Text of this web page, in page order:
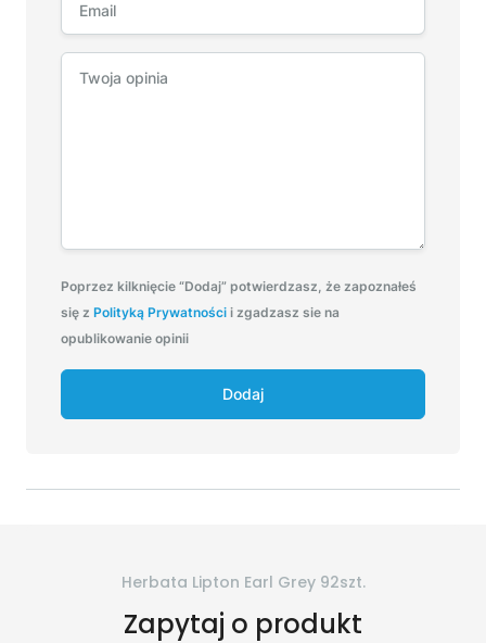
Poprzez kilknięcie “Dodaj” potwierdzasz, że zapoznałeś
się z Polityką Prywatności i zgadzasz sie na
opublikowanie opinii
Dodaj
Herbata Lipton Earl Grey 92szt.
Zapytaj o produkt